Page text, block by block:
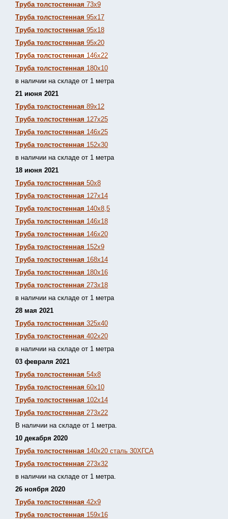
Труба толстостенная 73х9
Труба толстостенная 95х17
Труба толстостенная 95х18
Труба толстостенная 95х20
Труба толстостенная 146х22
Труба толстостенная 180х10
в наличии на складе от 1 метра
21 июня 2021
Труба толстостенная 89х12
Труба толстостенная 127х25
Труба толстостенная 146х25
Труба толстостенная 152х30
в наличии на складе от 1 метра
18 июня 2021
Труба толстостенная 50х8
Труба толстостенная 127х14
Труба толстостенная 140х8,5
Труба толстостенная 146х18
Труба толстостенная 146х20
Труба толстостенная 152х9
Труба толстостенная 168х14
Труба толстостенная 180х16
Труба толстостенная 273х18
в наличии на складе от 1 метра
28 мая 2021
Труба толстостенная 325х40
Труба толстостенная 402х20
в наличии на складе от 1 метра
03 февраля 2021
Труба толстостенная 54х8
Труба толстостенная 60х10
Труба толстостенная 102х14
Труба толстостенная 273х22
В наличии на складе от 1 метра.
10 декабря 2020
Труба толстостенная 140х20 сталь 30ХГСА
Труба толстостенная 273х32
в наличии на складе от 1 метра.
26 ноября 2020
Труба толстостенная 42х9
Труба толстостенная 159х16